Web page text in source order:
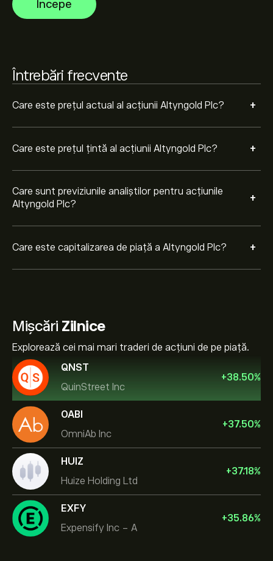
Începe
Întrebări frecvente
Care este prețul actual al acțiunii Altyngold Plc? +
Care este prețul țintă al acțiunii Altyngold Plc? +
Care sunt previziunile analiștilor pentru acțiunile
Altyngold Plc?
+
Care este capitalizarea de piață a Altyngold Plc? +
Mișcări Zilnice
Explorează cei mai mari traderi de acțiuni de pe piață.
QNST
QuinStreet Inc
+38.50%
OABI
OmniAb Inc
+37.50%
HUIZ
Huize Holding Ltd
+37.18%
EXFY
Expensify Inc - A
+35.86%